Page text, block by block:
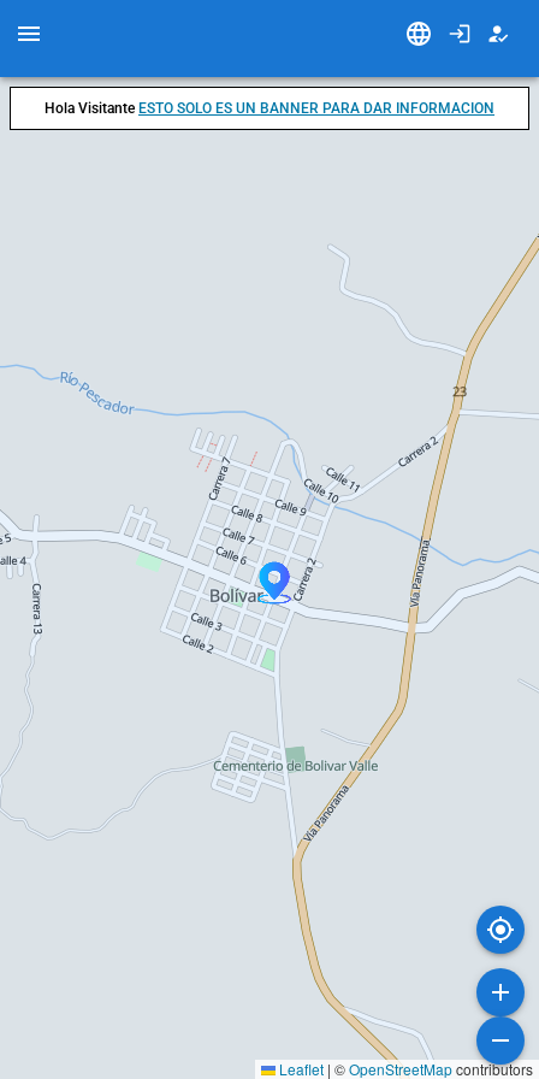
Leaflet | ©OpenStreetMapcontributors
Hola Visitante ESTO SOLO ES UN BANNER PARA DAR INFORMACION